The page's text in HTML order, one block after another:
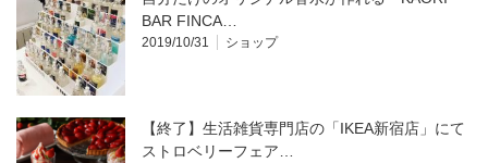
BAR FINCA…
2019/10/31 ショップ
【終了】生活雑貨専門店の「IKEA新宿店」にて
ストロベリーフェア…